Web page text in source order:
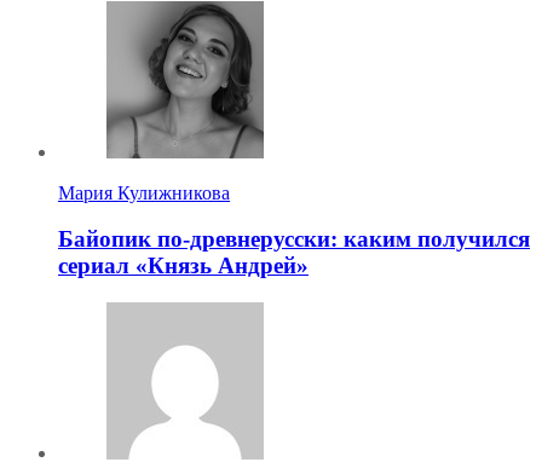
Мария Кулижникова
Байопик по-древнерусски: каким получился
сериал «Князь Андрей»